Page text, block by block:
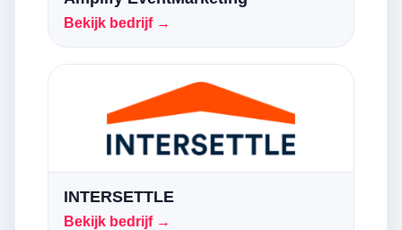
Bekijk bedrijf →
INTERSETTLE
Bekijk bedrijf →